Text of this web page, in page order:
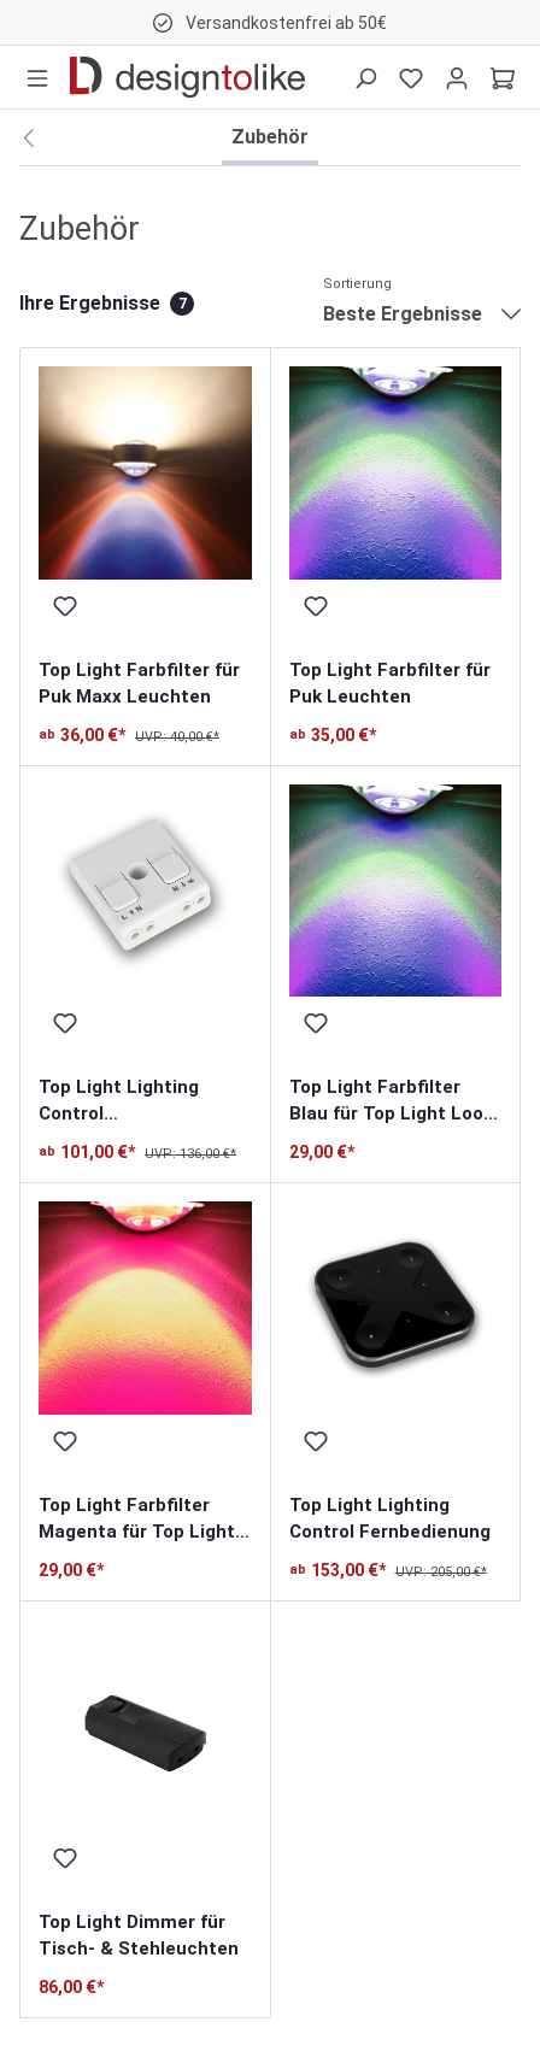
Versandkostenfrei ab 50€
Zubehör
Zubehör
Ihre Ergebnisse 7
Sortierung
Beste Ergebnisse
Top Light Farbfilter für
Puk Maxx Leuchten
ab 36,00 €* UVP: 40,00 €*
Top Light Farbfilter für
Puk Leuchten
ab 35,00 €*
Top Light Lighting
Control
Leuchtensteuerung
ab 101,00 €* UVP: 136,00 €*
Top Light Farbfilter
Blau für Top Light Look
At Me LED
Pendelleuchte
29,00 €*
Top Light Farbfilter
Magenta für Top Light
Look At Me LED
Pendelleuchte
29,00 €*
Top Light Lighting
Control Fernbedienung
ab 153,00 €* UVP: 205,00 €*
Top Light Dimmer für
Tisch- & Stehleuchten
86,00 €*